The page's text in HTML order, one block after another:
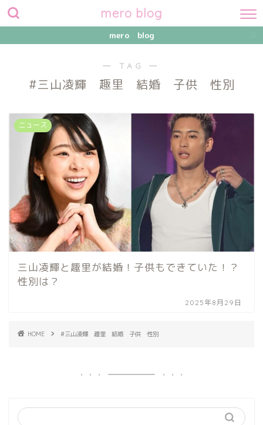
mero blog
mero blog
― TAG ―
#三山凌輝 趣里 結婚 子供 性別
ニュース
三山凌輝と趣里が結婚！子供もできていた！？
性別は？
2025年8月29日
HOME #三山凌輝 趣里 結婚 子供 性別